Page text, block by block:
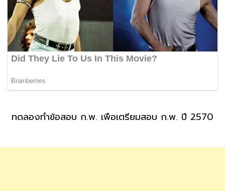
ทดลองทำข้อสอบ ก.พ. เพื่อเตรียมสอบ ก.พ. ปี 2570